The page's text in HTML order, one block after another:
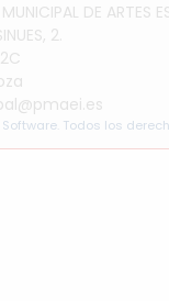
DE ARTES
2.
Todos los